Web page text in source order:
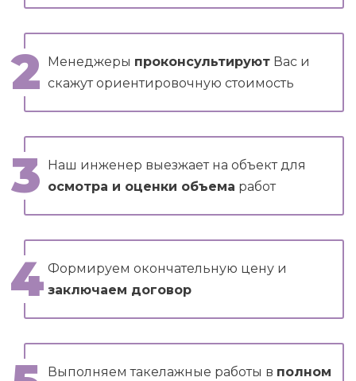
Менеджеры проконсультируют Вас и
скажут ориентировочную стоимость
Наш инженер выезжает на объект для
осмотра и оценки объема работ
Формируем окончательную цену и
заключаем договор
Выполняем такелажные работы в полном